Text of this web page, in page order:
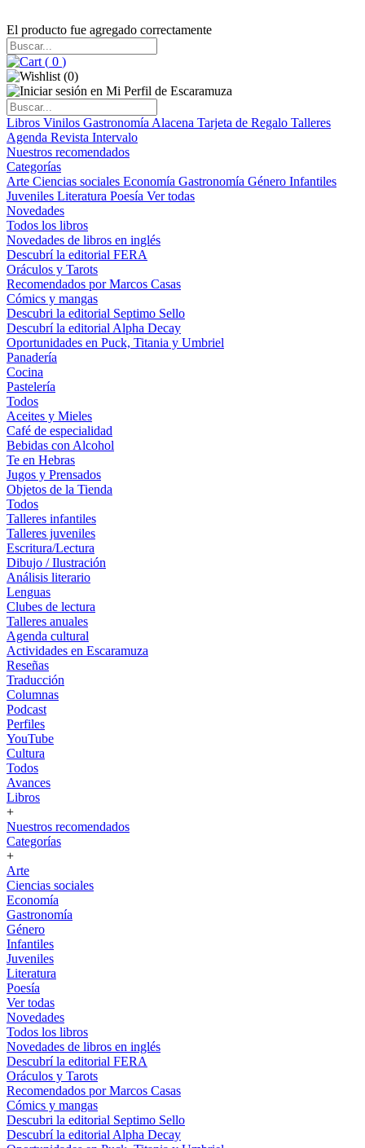
El producto fue agregado correctamente
( 0 )
(0)
Libros Vinilos Gastronomía Alacena Tarjeta de Regalo Talleres
Agenda Revista Intervalo
Nuestros recomendados
Categorías
Arte Ciencias sociales Economía Gastronomía Género Infantiles
Juveniles Literatura Poesía Ver todas
Novedades
Todos los libros
Novedades de libros en inglés
Descubrí la editorial FERA
Oráculos y Tarots
Recomendados por Marcos Casas
Cómics y mangas
Descubri la editorial Septimo Sello
Descubrí la editorial Alpha Decay
Oportunidades en Puck, Titania y Umbriel
Panadería
Cocina
Pastelería
Todos
Aceites y Mieles
Café de especialidad
Bebidas con Alcohol
Te en Hebras
Jugos y Prensados
Objetos de la Tienda
Todos
Talleres infantiles
Talleres juveniles
Escritura/Lectura
Dibujo / Ilustración
Análisis literario
Lenguas
Clubes de lectura
Talleres anuales
Agenda cultural
Actividades en Escaramuza
Reseñas
Traducción
Columnas
Podcast
Perfiles
YouTube
Cultura
Todos
Avances
Libros
+
Nuestros recomendados
Categorías
+
Arte
Ciencias sociales
Economía
Gastronomía
Género
Infantiles
Juveniles
Literatura
Poesía
Ver todas
Novedades
Todos los libros
Novedades de libros en inglés
Descubrí la editorial FERA
Oráculos y Tarots
Recomendados por Marcos Casas
Cómics y mangas
Descubri la editorial Septimo Sello
Descubrí la editorial Alpha Decay